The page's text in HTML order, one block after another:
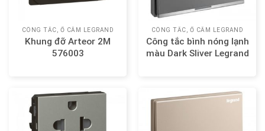
CÔNG TẮC, Ổ CẮM LEGRAND
Khung đỡ Arteor 2M
576003
CÔNG TẮC, Ổ CẮM LEGRAND
Công tắc bình nóng lạnh
màu Dark Sliver Legrand